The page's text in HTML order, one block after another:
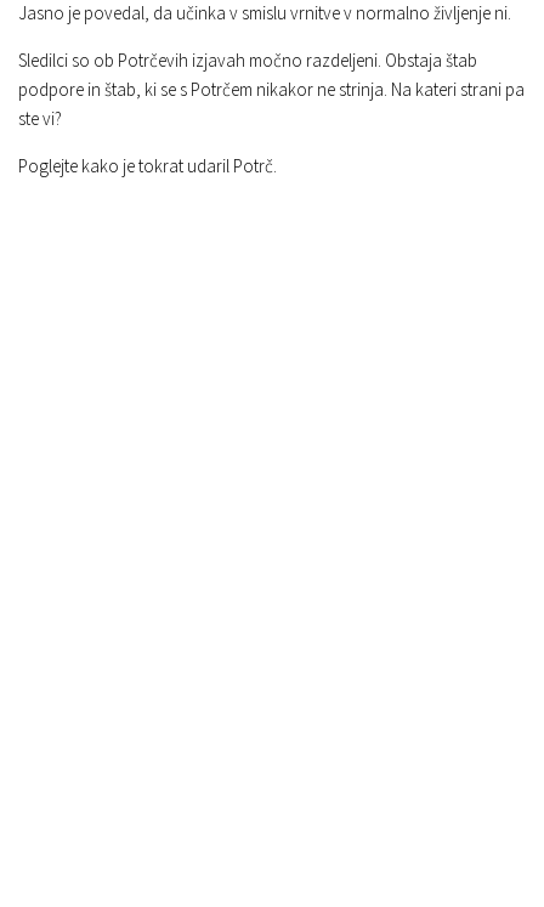
Jasno je povedal, da učinka v smislu vrnitve v normalno življenje ni.
Sledilci so ob Potrčevih izjavah močno razdeljeni. Obstaja štab
podpore in štab, ki se s Potrčem nikakor ne strinja. Na kateri strani pa
ste vi?
Poglejte kako je tokrat udaril Potrč.